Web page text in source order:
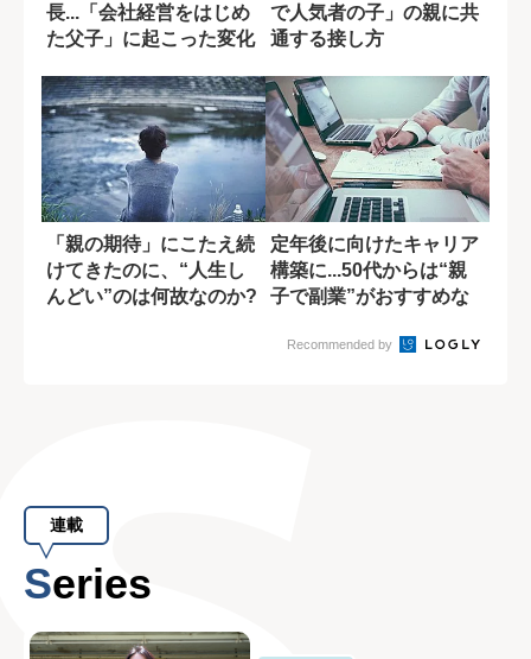
長...「会社経営をはじめ
た父子」に起こった変化
で人気者の子」の親に共
通する接し方
「親の期待」にこたえ続
けてきたのに、“人生し
んどい”のは何故なのか?
定年後に向けたキャリア
構築に...50代からは“親
子で副業”がおすすめな
Recommended by
連載
Series